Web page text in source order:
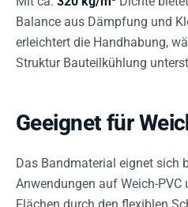
Balance aus Dämpfung und
erleichtert die Handhabung,
Struktur Bauteilkühlung
Geeignet für
Das Bandmaterial eignet sich
Anwendungen auf Weich-